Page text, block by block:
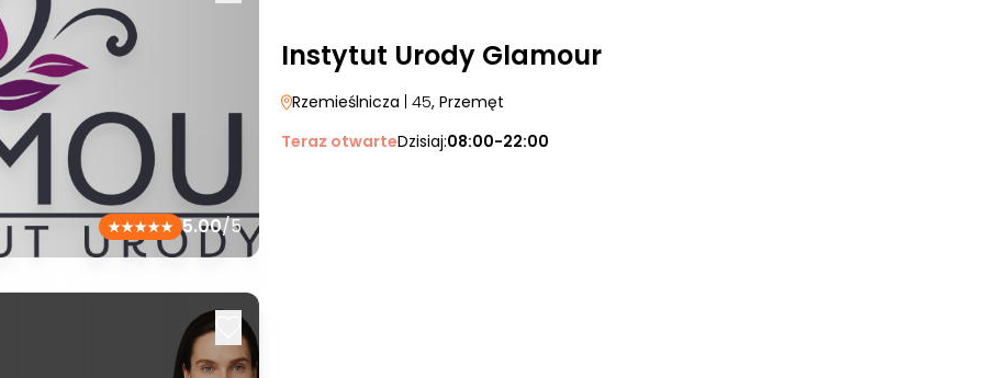
5.00/5
Instytut Urody Glamour
Rzemieślnicza | 45, Przemęt
Teraz otwarteDzisiaj:08:00-22:00